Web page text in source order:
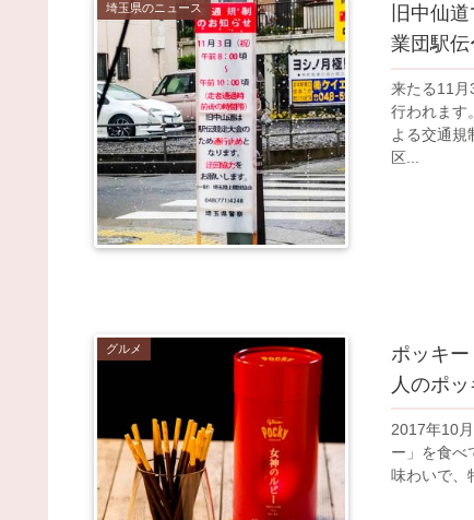
埼玉県のニュース
旧中仙
業団駅伝
来たる11月
行われます
よる交通
区...
グルメ
ポッキ
人のポ
2017年10
ー」を食べ
味わいで、